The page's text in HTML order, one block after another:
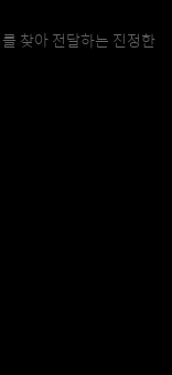
찾아 전달하는 진정한